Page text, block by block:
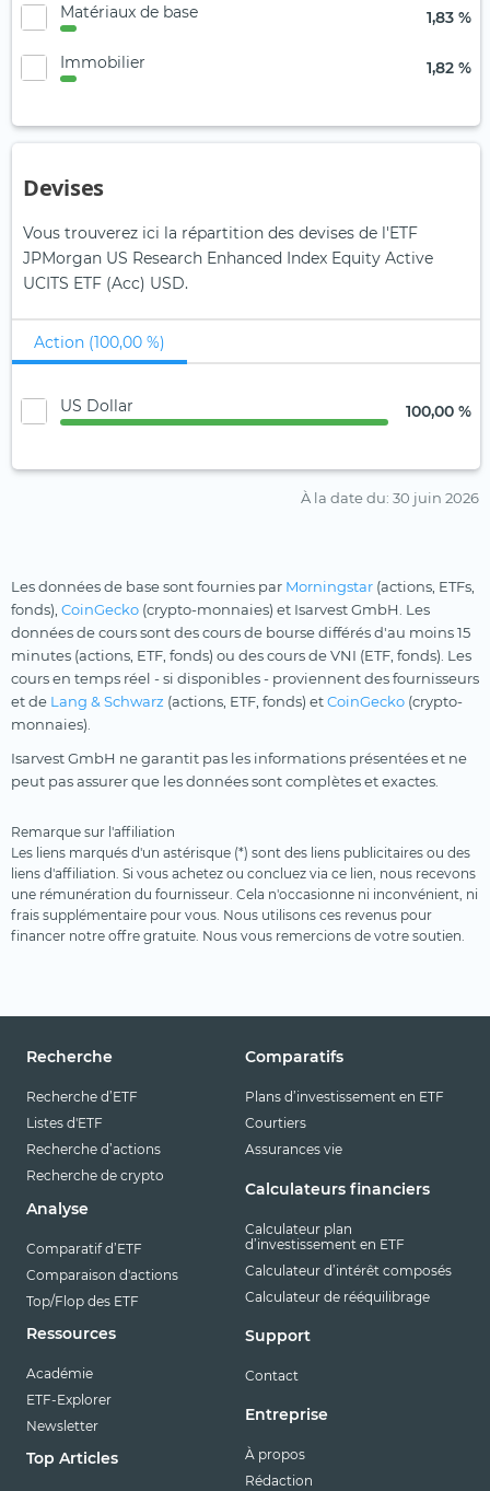
Matériaux de base 1,83 %
Immobilier 1,82 %
Devises
Vous trouverez ici la répartition des devises de l'ETF
JPMorgan US Research Enhanced Index Equity Active
UCITS ETF (Acc) USD.
Action (100,00 %)
US Dollar 100,00 %
À la date du: 30 juin 2026
Les données de base sont fournies par Morningstar (actions, ETFs,
fonds), CoinGecko (crypto-monnaies) et Isarvest GmbH. Les
données de cours sont des cours de bourse différés d'au moins 15
minutes (actions, ETF, fonds) ou des cours de VNI (ETF, fonds). Les
cours en temps réel - si disponibles - proviennent des fournisseurs
et de Lang & Schwarz (actions, ETF, fonds) etCoinGecko (crypto-
monnaies).
Isarvest GmbH ne garantit pas les informations présentées et ne
peut pas assurer que les données sont complètes et exactes.
Remarque sur l'affiliation
Les liens marqués d'un astérisque (*) sont des liens publicitaires ou des
liens d'affiliation. Si vous achetez ou concluez via ce lien, nous recevons
une rémunération du fournisseur. Cela n'occasionne ni inconvénient, ni
frais supplémentaire pour vous. Nous utilisons ces revenus pour
financer notre offre gratuite. Nous vous remercions de votre soutien.
Recherche
Recherche d’ETF
Listes d'ETF
Recherche d’actions
Recherche de crypto
Analyse
Comparatif d’ETF
Comparaison d'actions
Top/Flop des ETF
Ressources
Académie
ETF-Explorer
Newsletter
Top Articles
Comparatifs
Plans d’investissement en ETF
Courtiers
Assurances vie
Calculateurs financiers
Calculateur plan
d’investissement en ETF
Calculateur d’intérêt composés
Calculateur de rééquilibrage
Support
Contact
Entreprise
À propos
Rédaction